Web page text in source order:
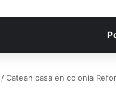
/Catean casa en colonia